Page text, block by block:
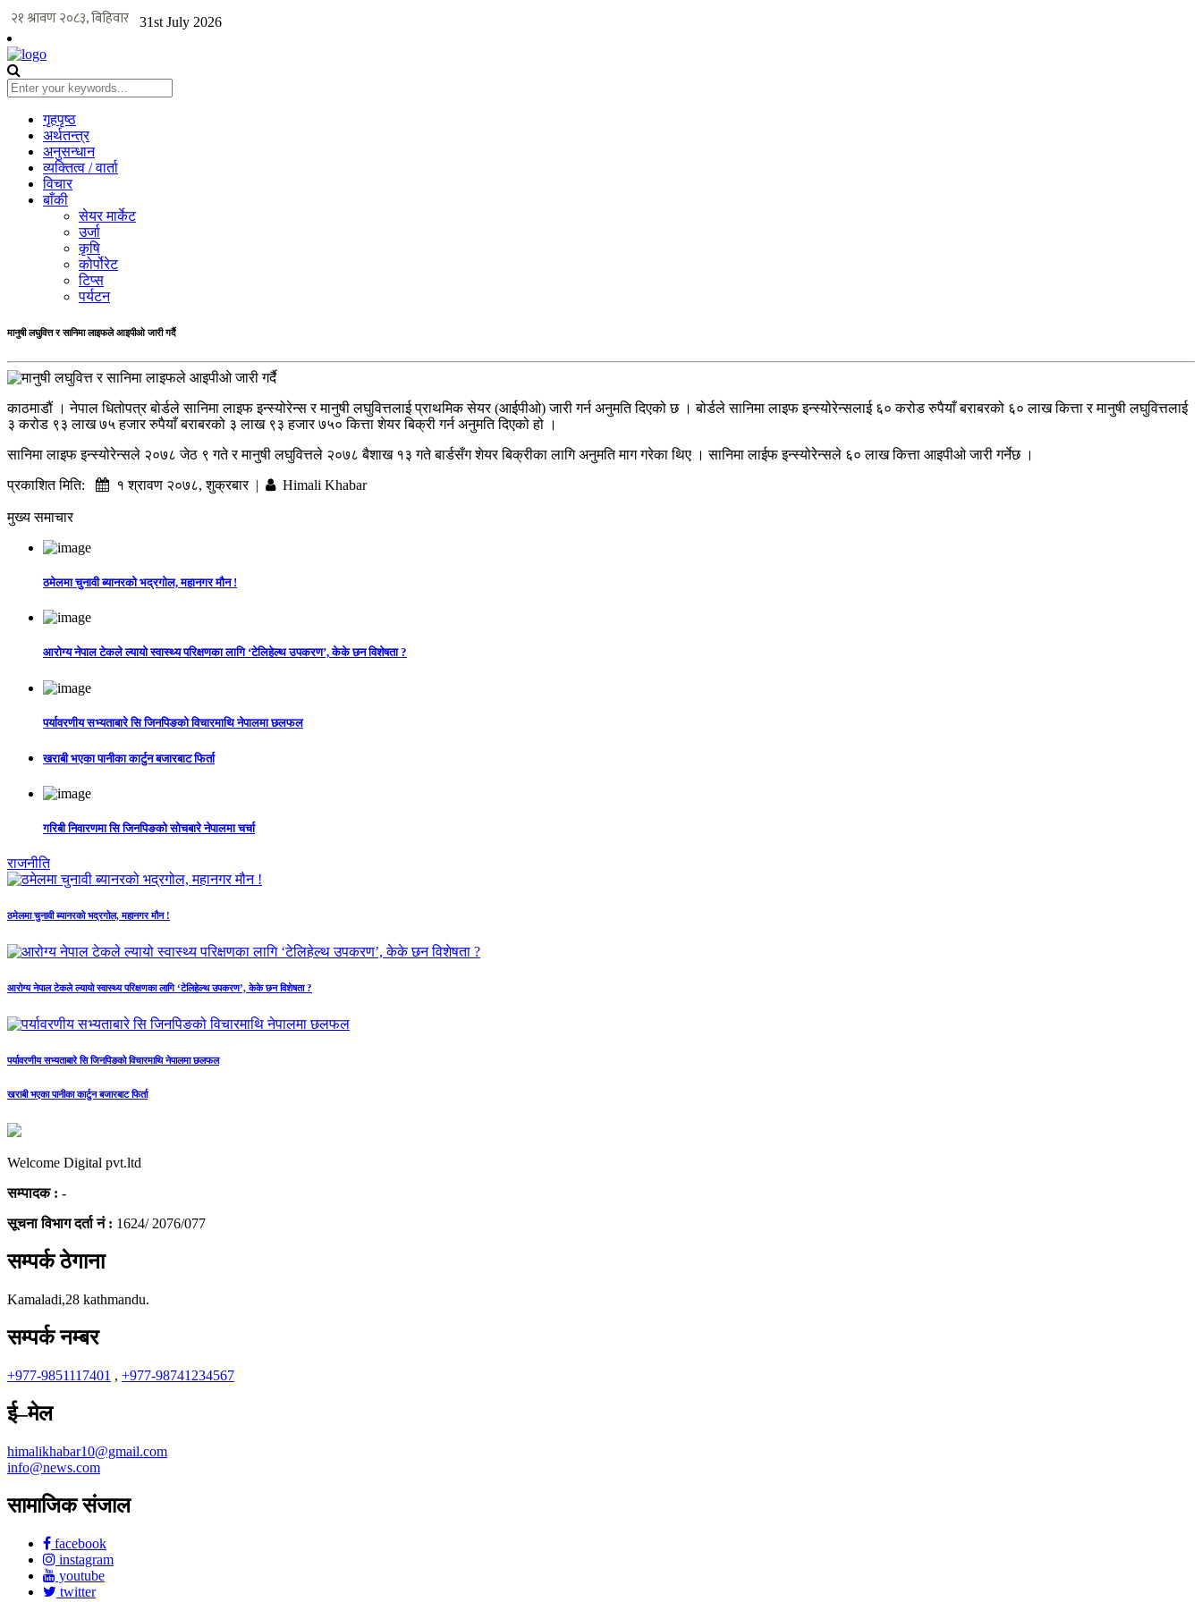
31st July 2026
गृहपृष्ठ
अर्थतन्त्र
अनुसन्धान
व्यक्तित्व / वार्ता
विचार
बाँकी
सेयर मार्केट
उर्जा
कृषि
कोर्पोरेट
टिप्स
पर्यटन
मानुषी लघुवित्त र सानिमा लाइफले आइपीओ जारी गर्दै
काठमाडौं । नेपाल धितोपत्र बोर्डले सानिमा लाइफ इन्स्योरेन्स र मानुषी लघुवित्तलाई प्राथमिक सेयर (आईपीओ) जारी गर्न अनुमति दिएको छ । बोर्डले सानिमा लाइफ इन्स्योरेन्सलाई ६० करोड रुपैयाँ बराबरको ६० लाख कित्ता र मानुषी लघुवित्तलाई
३ करोड ९३ लाख ७५ हजार रुपैयाँ बराबरको ३ लाख ९३ हजार ७५० कित्ता शेयर बिक्री गर्न अनुमति दिएको हो ।
सानिमा लाइफ इन्स्योरेन्सले २०७८ जेठ ९ गते र मानुषी लघुवित्तले २०७८ बैशाख १३ गते बार्डसँग शेयर बिक्रीका लागि अनुमति माग गरेका थिए । सानिमा लाईफ इन्स्योरेन्सले ६० लाख कित्ता आइपीओ जारी गर्नेछ ।
प्रकाशित मिति:
१ श्रावण २०७८, शुक्रबार | Himali Khabar
मुख्य समाचार
ठमेलमा चुनावी ब्यानरको भद्रगोल, महानगर मौन !
आरोग्य नेपाल टेकले ल्यायो स्वास्थ्य परिक्षणका लागि ‘टेलिहेल्थ उपकरण’, केके छन विशेषता ?
पर्यावरणीय सभ्यताबारे सि जिनपिङको विचारमाथि नेपालमा छलफल
खराबी भएका पानीका कार्टुन बजारबाट फिर्ता
गरिबी निवारणमा सि जिनपिङको सोचबारे नेपालमा चर्चा
राजनीति
ठमेलमा चुनावी ब्यानरको भद्रगोल, महानगर मौन !
आरोग्य नेपाल टेकले ल्यायो स्वास्थ्य परिक्षणका लागि ‘टेलिहेल्थ उपकरण’, केके छन विशेषता ?
पर्यावरणीय सभ्यताबारे सि जिनपिङको विचारमाथि नेपालमा छलफल
खराबी भएका पानीका कार्टुन बजारबाट फिर्ता
Welcome Digital pvt.ltd
सम्पादक : -
सूचना विभाग दर्ता नं : 1624/ 2076/077
सम्पर्क ठेगाना
Kamaladi,28 kathmandu.
सम्पर्क नम्बर
+977-9851117401 , +977-98741234567
ई–मेल
himalikhabar10@gmail.com
info@news.com
सामाजिक संजाल
facebook
instagram
youtube
twitter